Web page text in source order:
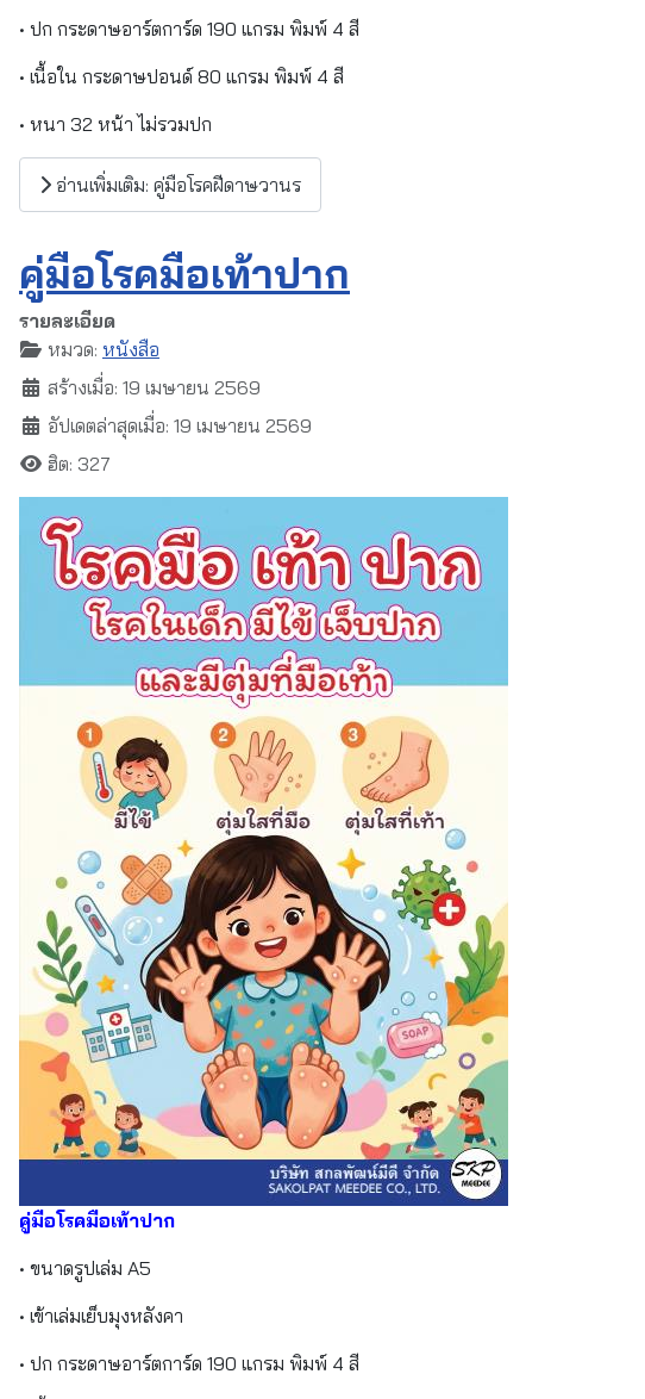
• ปก กระดาษอาร์ตการ์ด 190 แกรม พิมพ์ 4 สี
• เนื้อใน กระดาษปอนด์ 80 แกรม พิมพ์ 4 สี
• หนา 32 หน้า ไม่รวมปก
อ่านเพิ่มเติม: คู่มือโรคฝีดาษวานร
คู่มือโรคมือเท้าปาก
รายละเอียด
หมวด: หนังสือ
สร้างเมื่อ: 19 เมษายน 2569
อัปเดตล่าสุดเมื่อ: 19 เมษายน 2569
ฮิต: 327
คู่มือโรคมือเท้าปาก
• ขนาดรูปเล่ม A5
• เข้าเล่มเย็บมุงหลังคา
• ปก กระดาษอาร์ตการ์ด 190 แกรม พิมพ์ 4 สี